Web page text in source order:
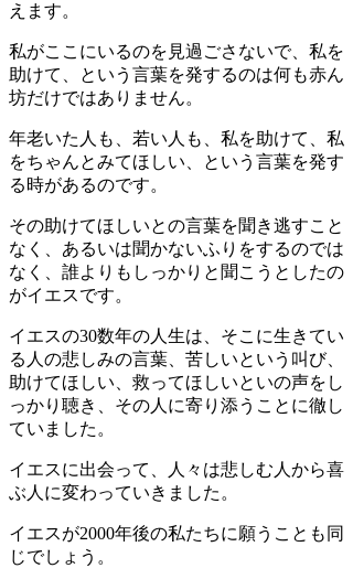
えます。
私がここにいるのを見過ごさないで、私を
助けて、という言葉を発するのは何も赤ん
坊だけではありません。
年老いた人も、若い人も、私を助けて、私
をちゃんとみてほしい、という言葉を発す
る時があるのです。
その助けてほしいとの言葉を聞き逃すこと
なく、あるいは聞かないふりをするのでは
なく、誰よりもしっかりと聞こうとしたの
がイエスです。
イエスの30数年の人生は、そこに生きてい
る人の悲しみの言葉、苦しいという叫び、
助けてほしい、救ってほしいといの声をし
っかり聴き、その人に寄り添うことに徹し
ていました。
イエスに出会って、人々は悲しむ人から喜
ぶ人に変わっていきました。
イエスが2000年後の私たちに願うことも同
じでしょう。